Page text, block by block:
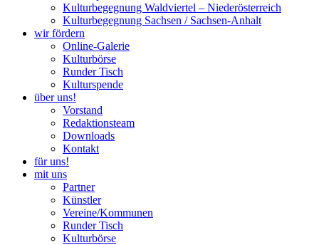
Kulturbegegnung Waldviertel – Niederösterreich
Kulturbegegnung Sachsen / Sachsen-Anhalt
wir fördern
Online-Galerie
Kulturbörse
Runder Tisch
Kulturspende
über uns!
Vorstand
Redaktionsteam
Downloads
Kontakt
für uns!
mit uns
Partner
Künstler
Vereine/Kommunen
Runder Tisch
Kulturbörse